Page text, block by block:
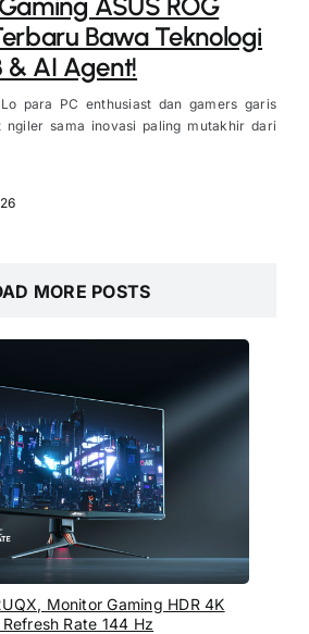
Bawa Teknologi
& AI Agent!
para PC enthusiast dan gamers garis
ngiler sama inovasi paling mutakhir dari
MORE POSTS
Monitor Gaming HDR 4K
Rate 144 Hz